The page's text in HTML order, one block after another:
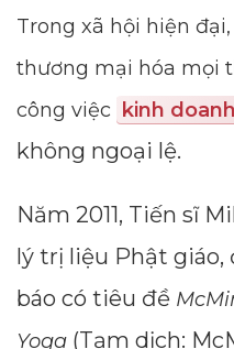
Trong xã hội hiện
thương mại hóa mọi
công việc
kinh doanh
không ngoại lệ.
Năm 2011, Tiến sĩ
lý trị liệu Phật
báo có tiêu đề
Yoga (Tạm dịch: